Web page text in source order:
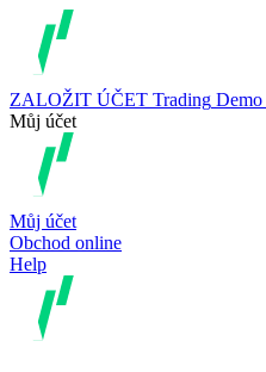
ZALOŽIT ÚČET Trading Demo
Můj účet
Můj účet
Obchod online
Help